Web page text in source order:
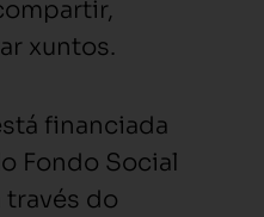
xuntos.
financiada
Fondo Social
través do